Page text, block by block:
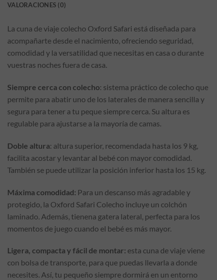
VALORACIONES (0)
La cuna de viaje colecho Oxford Safari está diseñada para
acompañarte desde el nacimiento, ofreciendo seguridad,
comodidad y la versatilidad que necesitas en casa o durante
vuestras noches fuera de casa.
Siempre cerca con colecho: sistema práctico de colecho que
permite para abatir uno de los laterales de manera sencilla y
segura para tener a tu peque siempre cerca. Su altura es
regulable para ajustarse a la mayoría de camas.
Doble altura: altura superior, recomendada hasta los 9 kg,
facilita acostar y levantar al bebé con mayor comodidad.
También se puede utilizar la posición inferior hasta los 15 kg.
Máxima comodidad: Para un descanso más agradable y
protegido, la Oxford Safari Colecho incluye un colchón
laminado. Además, tienena gatera lateral, perfecta para los
momentos de juego cuando el bebé es más mayor.
Ligera, compacta y fácil de montar: esta cuna de viaje viene
con bolsa de transporte, para que puedas llevarla a donde
necesites. Así, tu pequeño siempre dormirá en un entorno